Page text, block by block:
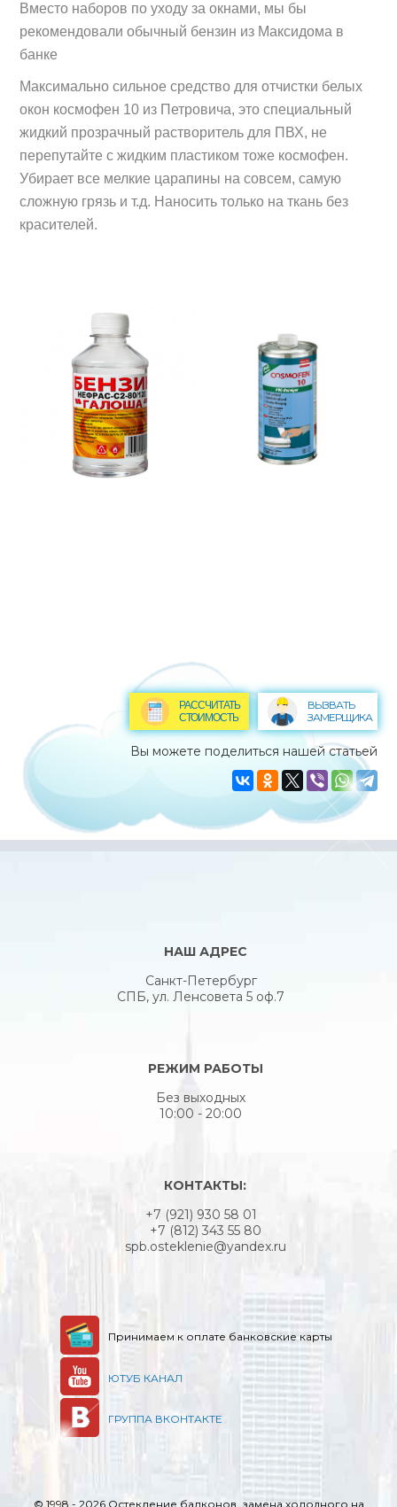
Вместо наборов по уходу за окнами, мы бы
рекомендовали обычный бензин из Максидома в
банке
Максимально сильное средство для отчистки белых
окон космофен 10 из Петровича, это специальный
жидкий прозрачный растворитель для ПВХ, не
перепутайте с жидким пластиком тоже космофен.
Убирает все мелкие царапины на совсем, самую
сложную грязь и т.д. Наносить только на ткань без
красителей.
ВЫЗВАТЬ
ЗАМЕРЩИКА
РАССЧИТАТЬ
СТОИМОСТЬ
Вы можете поделиться нашей статьей
НАШ АДРЕС
Санкт-Петербург
СПБ, ул. Ленсовета 5 оф.7
РЕЖИМ РАБОТЫ
Без выходных
10:00 - 20:00
КОНТАКТЫ:
+7 (921) 930 58 01
+7 (812) 343 55 80
spb.osteklenie@yandex.ru
Принимаем к оплате банковские карты
ЮТУБ КАНАЛ
ГРУППА ВКОНТАКТЕ
© 1998 - 2026 Остекление балконов, замена холодного на